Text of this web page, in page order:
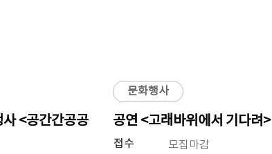
<공간간공공
문화행사
공연 <고래바위에서 기다려>
접수 모집마감